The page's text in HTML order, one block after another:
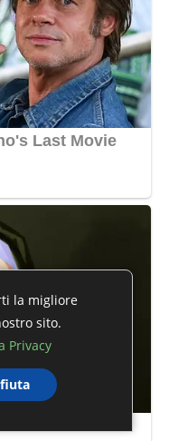
la migliore
sito.
Privacy